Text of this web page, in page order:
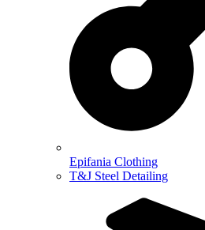
Epifania Clothing
T&J Steel Detailing